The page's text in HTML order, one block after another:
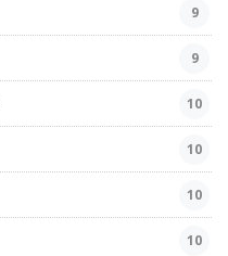
9
9
10
10
10
10